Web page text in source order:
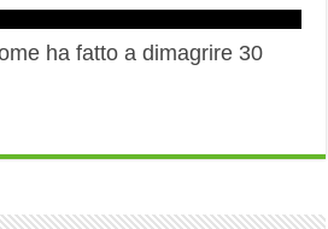
ha fatto a dimagrire 30